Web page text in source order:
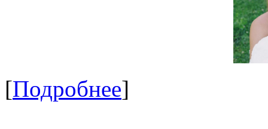
[Подробнее]